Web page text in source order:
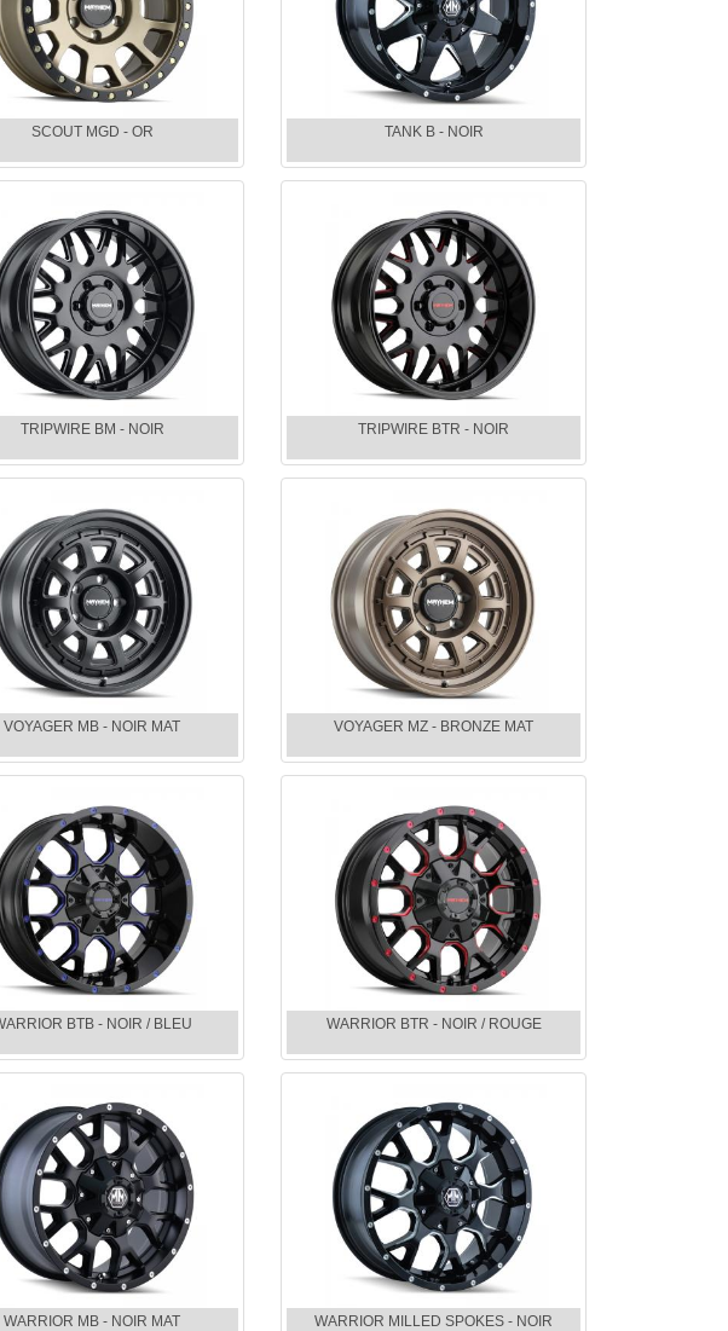
SCOUT MGD - OR TANK B - NOIR
TRIPWIRE BM - NOIR TRIPWIRE BTR - NOIR
VOYAGER MB - NOIR MAT VOYAGER MZ - BRONZE MAT
BTB - NOIR / BLEU WARRIOR BTR - NOIR / ROUGE
WARRIOR MB - NOIR MAT WARRIOR MILLED SPOKES - NOIR